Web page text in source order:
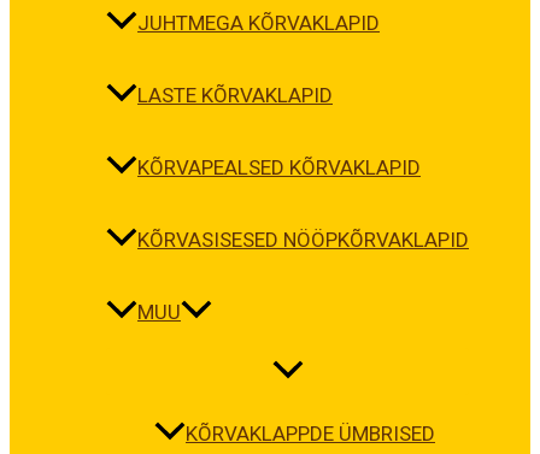
JUHTMEGA KÕRVAKLAPID
LASTE KÕRVAKLAPID
KÕRVAPEALSED KÕRVAKLAPID
KÕRVASISESED NÖÖPKÕRVAKLAPID
MUU
KÕRVAKLAPPDE ÜMBRISED